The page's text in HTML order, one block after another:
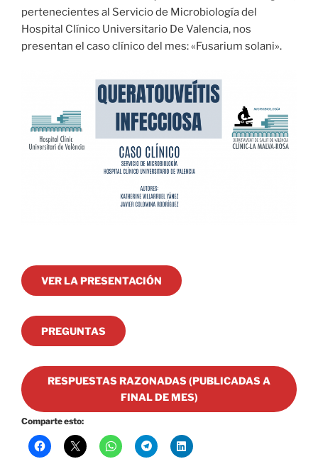
pertenecientes al Servicio de Microbiología del
Hospital Clínico Universitario De Valencia, nos
presentan el caso clínico del mes: «Fusarium solani».
VER LA PRESENTACIÓN
PREGUNTAS
RESPUESTAS RAZONADAS (PUBLICADAS A
FINAL DE MES)
Comparte esto: